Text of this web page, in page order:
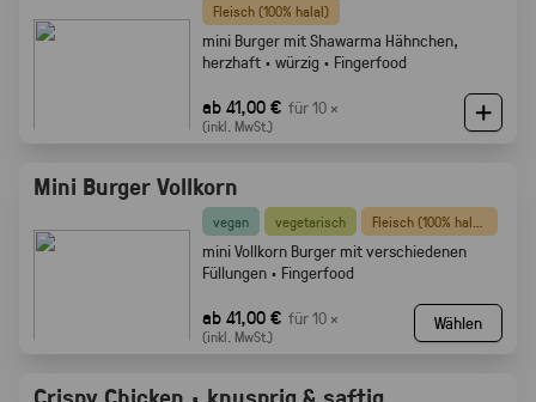
Fleisch (100% halal)
mini Burger mit Shawarma Hähnchen,
herzhaft · würzig · Fingerfood
ab 41,00 € für 10 ×
(inkl. MwSt.)
Mini Burger Vollkorn
vegan vegetarisch
mini Vollkorn Burger mit verschiedenen
Füllungen · Fingerfood
ab 41,00 € für 10 ×
(inkl. MwSt.)
Wählen